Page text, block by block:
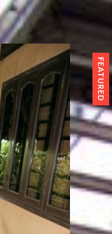
FEATURED